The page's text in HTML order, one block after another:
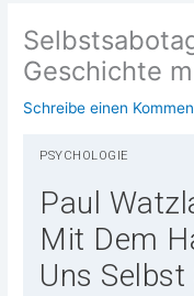
Geschichte
Schreibe einen
PSY­CHO­LO­GIE
Paul
Mit Dem
Uns